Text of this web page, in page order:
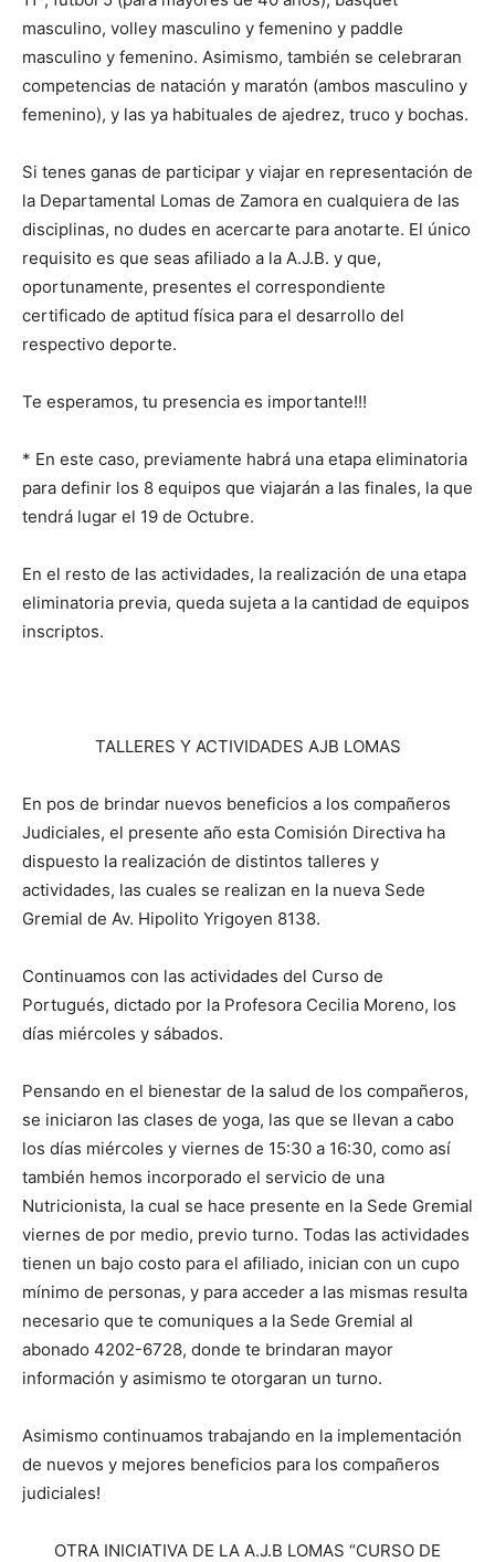
masculino, volley masculino y femenino y paddle
masculino y femenino. Asimismo, también se celebraran
competencias de natación y maratón (ambos masculino y
femenino), y las ya habituales de ajedrez, truco y bochas.
Si tenes ganas de participar y viajar en representación de
la Departamental Lomas de Zamora en cualquiera de las
disciplinas, no dudes en acercarte para anotarte. El único
requisito es que seas afiliado a la A.J.B. y que,
oportunamente, presentes el correspondiente
certificado de aptitud física para el desarrollo del
respectivo deporte.
Te esperamos, tu presencia es importante!!!
* En este caso, previamente habrá una etapa eliminatoria
para definir los 8 equipos que viajarán a las finales, la que
tendrá lugar el 19 de Octubre.
En el resto de las actividades, la realización de una etapa
eliminatoria previa, queda sujeta a la cantidad de equipos
inscriptos.
TALLERES Y ACTIVIDADES AJB LOMAS
En pos de brindar nuevos beneficios a los compañeros
Judiciales, el presente año esta Comisión Directiva ha
dispuesto la realización de distintos talleres y
actividades, las cuales se realizan en la nueva Sede
Gremial de Av. Hipolito Yrigoyen 8138.
Continuamos con las actividades del Curso de
Portugués, dictado por la Profesora Cecilia Moreno, los
días miércoles y sábados.
Pensando en el bienestar de la salud de los compañeros,
se iniciaron las clases de yoga, las que se llevan a cabo
los días miércoles y viernes de 15:30 a 16:30, como así
también hemos incorporado el servicio de una
Nutricionista, la cual se hace presente en la Sede Gremial
viernes de por medio, previo turno. Todas las actividades
tienen un bajo costo para el afiliado, inician con un cupo
mínimo de personas, y para acceder a las mismas resulta
necesario que te comuniques a la Sede Gremial al
abonado 4202-6728, donde te brindaran mayor
información y asimismo te otorgaran un turno.
Asimismo continuamos trabajando en la implementación
de nuevos y mejores beneficios para los compañeros
judiciales!
OTRA INICIATIVA DE LA A.J.B LOMAS “CURSO DE